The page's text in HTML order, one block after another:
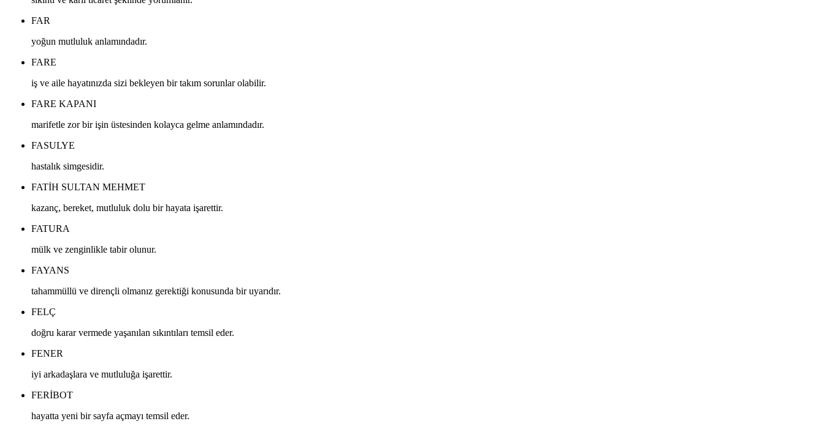
FAR
yoğun mutluluk anlamındadır.
FARE
iş ve aile hayatınızda sizi bekleyen bir takım sorunlar olabilir.
FARE KAPANI
marifetle zor bir işin üstesinden kolayca gelme anlamındadır.
FASULYE
hastalık simgesidir.
FATIH SULTAN MEHMET
kazanç, bereket, mutluluk dolu bir hayata işarettir.
FATURA
mülk ve zenginlikle tabir olunur.
FAYANS
tahammüllü ve dirençli olmanız gerektiği konusunda bir uyarıdır.
FELÇ
doğru karar vermede yaşanılan sıkıntıları temsil eder.
FENER
iyi arkadaşlara ve mutluluğa işarettir.
FERIBOT
hayatta yeni bir sayfa açmayı temsil eder.